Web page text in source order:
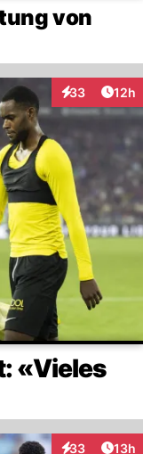
von
33
Interaktionen
12h
«Vieles
33 13h